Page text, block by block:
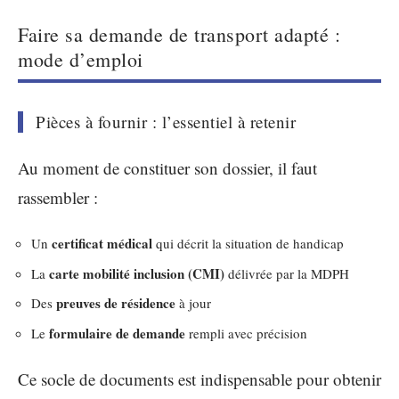
Faire sa demande de transport adapté :
mode d’emploi
Pièces à fournir : l’essentiel à retenir
Au moment de constituer son dossier, il faut
rassembler :
Un certificat médical qui décrit la situation de handicap
La carte mobilité inclusion (CMI) délivrée par la MDPH
Des preuves de résidence à jour
Le formulaire de demande rempli avec précision
Ce socle de documents est indispensable pour obtenir